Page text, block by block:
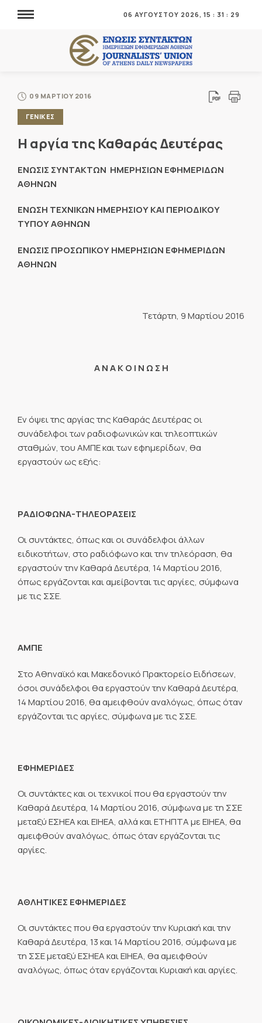
06 ΑΥΓΟΥΣΤΟΥ 2026, 15 : 31 : 29
09 ΜΑΡΤΙΟΥ 2016
ΓΕΝΙΚΕΣ
Η αργία της Καθαράς Δευτέρας
ΕΝΩΣΙΣ ΣΥΝΤΑΚΤΩΝ ΗΜΕΡΗΣΙΩΝ ΕΦΗΜΕΡΙΔΩΝ
ΑΘΗΝΩΝ
ΕΝΩΣΗ ΤΕΧΝΙΚΩΝ ΗΜΕΡΗΣΙΟΥ ΚΑΙ ΠΕΡΙΟΔΙΚΟΥ
ΤΥΠΟΥ ΑΘΗΝΩΝ
ΕΝΩΣΙΣ ΠΡΟΣΩΠΙΚΟΥ ΗΜΕΡΗΣΙΩΝ ΕΦΗΜΕΡΙΔΩΝ
ΑΘΗΝΩΝ
Τετάρτη, 9 Μαρτίου 2016
Α Ν Α Κ Ο Ι Ν Ω Σ Η
Εν όψει της αργίας της Καθαράς Δευτέρας οι
συνάδελφοι των ραδιοφωνικών και τηλεοπτικών
σταθμών, του ΑΜΠΕ και των εφημερίδων, θα
εργαστούν ως εξής:
ΡΑΔΙΟΦΩΝΑ-ΤΗΛΕΟΡΑΣΕΙΣ
Οι συντάκτες, όπως και οι συνάδελφοι άλλων
ειδικοτήτων, στο ραδιόφωνο και την τηλεόραση, θα
εργαστούν την Καθαρά Δευτέρα, 14 Μαρτίου 2016,
όπως εργάζονται και αμείβονται τις αργίες, σύμφωνα
με τις ΣΣΕ.
ΑΜΠΕ
Στο Αθηναϊκό και Μακεδονικό Πρακτορείο Ειδήσεων,
όσοι συνάδελφοι θα εργαστούν την Καθαρά Δευτέρα,
14 Μαρτίου 2016, θα αμειφθούν αναλόγως, όπως όταν
εργάζονται τις αργίες, σύμφωνα με τις ΣΣΕ.
ΕΦΗΜΕΡΙΔΕΣ
Οι συντάκτες και οι τεχνικοί που θα εργαστούν την
Καθαρά Δευτέρα, 14 Μαρτίου 2016, σύμφωνα με τη ΣΣΕ
μεταξύ ΕΣΗΕΑ και ΕΙΗΕΑ, αλλά και ΕΤΗΠΤΑ με ΕΙΗΕΑ, θα
αμειφθούν αναλόγως, όπως όταν εργάζονται τις
αργίες.
ΑΘΛΗΤΙΚΕΣ ΕΦΗΜΕΡΙΔΕΣ
Οι συντάκτες που θα εργαστούν την Κυριακή και την
Καθαρά Δευτέρα, 13 και 14 Μαρτίου 2016, σύμφωνα με
τη ΣΣΕ μεταξύ ΕΣΗΕΑ και ΕΙΗΕΑ, θα αμειφθούν
αναλόγως, όπως όταν εργάζονται Κυριακή και αργίες.